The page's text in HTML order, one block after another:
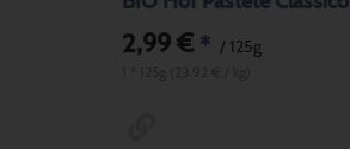
2,99 € * / 125g